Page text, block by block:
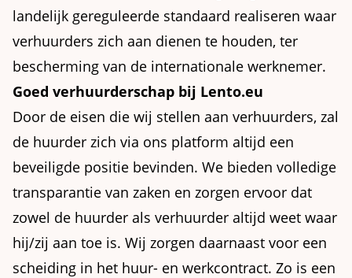
landelijk gereguleerde standaard realiseren waar
verhuurders zich aan dienen te houden, ter
bescherming van de internationale werknemer.
Goed verhuurderschap bij Lento.eu
Door de eisen die wij stellen aan verhuurders, zal
de huurder zich via ons platform altijd een
beveiligde positie bevinden. We bieden volledige
transparantie van zaken en zorgen ervoor dat
zowel de huurder als verhuurder altijd weet waar
hij/zij aan toe is. Wij zorgen daarnaast voor een
scheiding in het huur- en werkcontract. Zo is een